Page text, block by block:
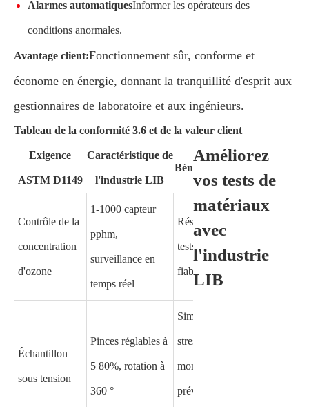
Alarmes automatiquesInformer les opérateurs des
conditions anormales.
Avantage client:Fonctionnement sûr, conforme et
économe en énergie, donnant la tranquillité d'esprit aux
gestionnaires de laboratoire et aux ingénieurs.
Tableau de la conformité 3.6 et de la valeur client
Exigence
ASTM D1149
Caractéristique de
l'industrie LIB
Bénéfice client
Contrôle de la
concentration
d'ozone
1-1000 capteur
pphm,
surveillance en
temps réel
Résultats des
tests précis et
fiables
Échantillon
sous tension
Pinces réglables à
5 80%, rotation à
360 °
Simule le
stress du
monde réel,
prévient les
Améliorez
vos tests de
matériaux
avec
l'industrie
LIB